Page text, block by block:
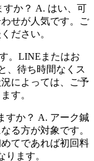
すか？ A. はい、可
せが人気です。ご
ださい。
。LINEまたはお
、待ち時間なくス
によっては、ご予
す。
すか？ A. アーク鍼
る方が対象です。
てであれば初回料
ます。